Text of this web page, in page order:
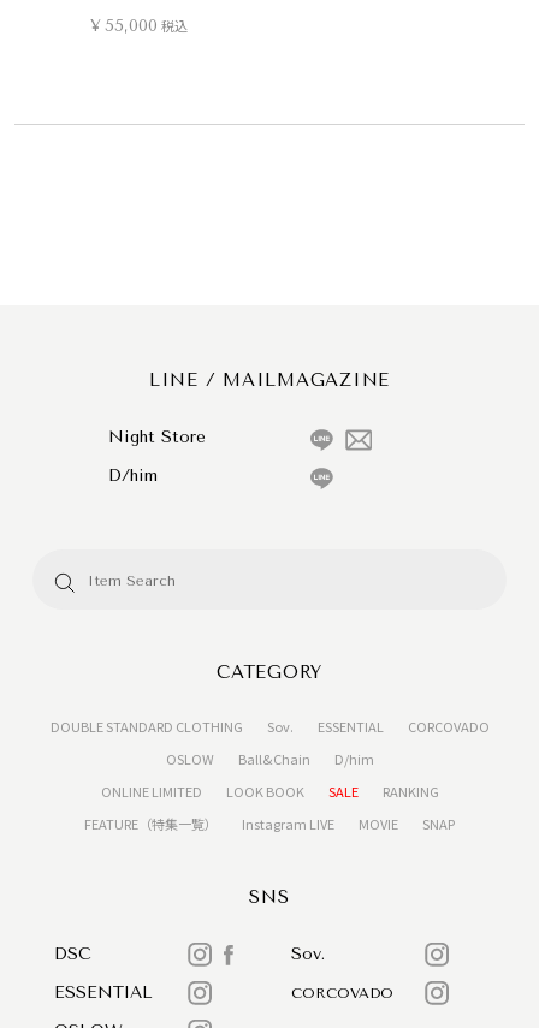
¥ 55,000 税込
LINE / MAILMAGAZINE
Night Store
D/him
CATEGORY
DOUBLE STANDARD CLOTHING Sov. ESSENTIAL
CORCOVADO
OSLOW
Ball&Chain
D/him
ONLINE LIMITED
LOOK BOOK SALE
RANKING
FEATURE（特集一覧）
Instagram LIVE MOVIE SNAP
SNS
DSC
Sov.
ESSENTIAL
CORCOVADO